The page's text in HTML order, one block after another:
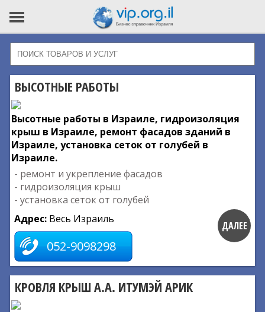
ВЫСОТНЫЕ РАБОТЫ
Высотные работы в Израиле, гидроизоляция
крыш в Израиле, ремонт фасадов зданий в
Израиле, установка сеток от голубей в
Израиле.
- ремонт и укрепление фасадов
- гидроизоляция крыш
- установка сеток от голубей
Адрес: Весь Израиль
052-9098298
ДАЛЕЕ
КРОВЛЯ КРЫШ А.А. ИТУМЭЙ АРИК